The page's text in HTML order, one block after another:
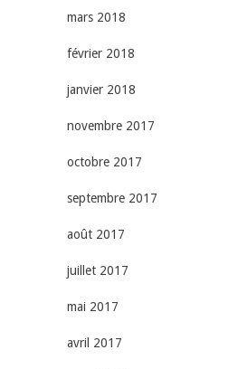
mars 2018
février 2018
janvier 2018
novembre 2017
octobre 2017
septembre 2017
août 2017
juillet 2017
mai 2017
avril 2017